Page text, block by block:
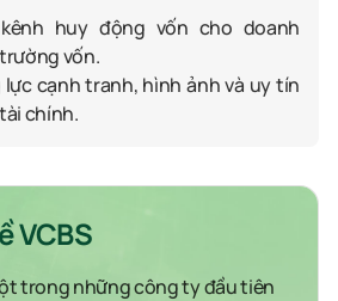
huy động vốn cho doanh
vốn.
lực cạnh tranh, hình ảnh và uy tín
chính.
VCBS
trong những công ty đầu tiên